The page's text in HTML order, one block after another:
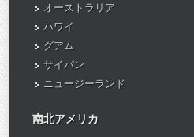
オーストラリア
ハワイ
グアム
サイパン
ニュージーランド
南北アメリカ